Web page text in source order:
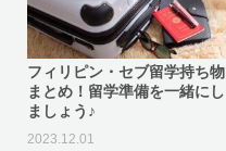
フィリピン・セブ留学持ち物
まとめ！留学準備を一緒にし
ましょう♪
2023.12.01